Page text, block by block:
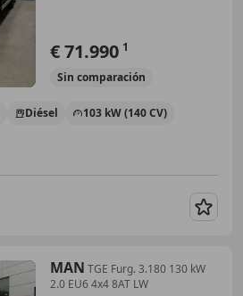
€ 71.990 1
Sin comparación
Diésel 103 kW (140 CV)
MAN TGE Furg. 3.180 130 kW
2.0 EU6 4x4 8AT LW